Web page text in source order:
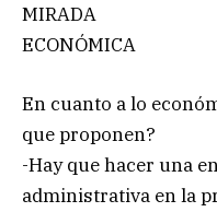
MIRADA
ECONÓMICA
En cuanto a lo
que proponen?
-Hay que hacer una
administrativa en la